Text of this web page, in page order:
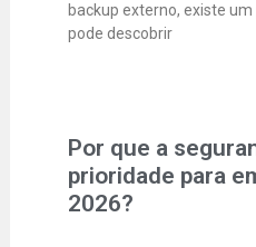
backup externo, existe
pode descobrir
Por que a
prioridade para
2026?